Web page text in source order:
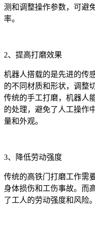
测和调整操作参数，可避
率。
2、提高打磨效果
机器人搭载的是先进的传
的不同材质和形状，调整
传统的手工打磨，机器人
的处理，避免了人工操作
量和外观。
3、降低劳动强度
传统的高铁门打磨工作需
身体损伤和工伤事故。而
了工人的劳动强度和风险。